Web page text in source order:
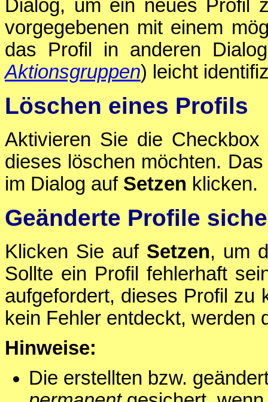
Dialog, um ein neues Profil
vorgegebenen mit einem
das Profil in anderen
Aktionsgruppen) leicht
Löschen eines Profils
Aktivieren Sie die Checkbox
dieses löschen möchten.
im Dialog auf Setzen klicken.
Geänderte Profile
Klicken Sie auf Setzen, um
Sollte ein Profil fehlerhaft
aufgefordert, dieses Profil zu
kein Fehler entdeckt, werden
Hinweise:
Die erstellten bzw.